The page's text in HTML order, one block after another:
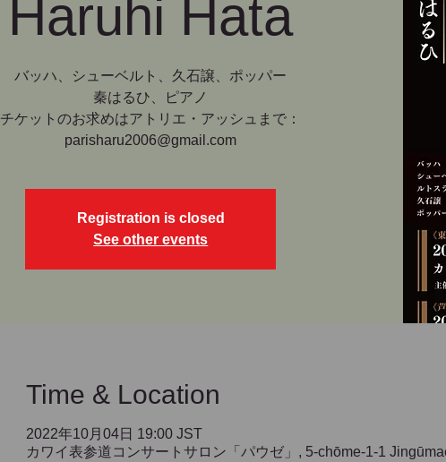
Haruhi Hata
バッハ、シューベルト、久石譲、ポッパー
秦はるひ、ピアノ
チケットのお求めはアトリエ・アッシュまで：
parisharu2006@gmail.com
Registration is closed
See other events
Time & Location
2022年10月04日 19:00 JST
カワイ表参道コンサートサロン「パウゼ」, 5-chōme-1-1